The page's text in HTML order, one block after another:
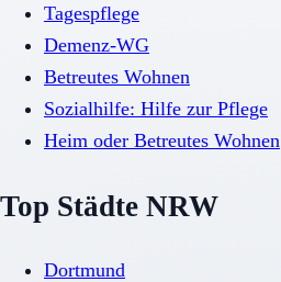
Tagespflege
Demenz-WG
Betreutes Wohnen
Sozialhilfe: Hilfe zur Pflege
Heim oder Betreutes Wohnen
Top Städte NRW
Dortmund